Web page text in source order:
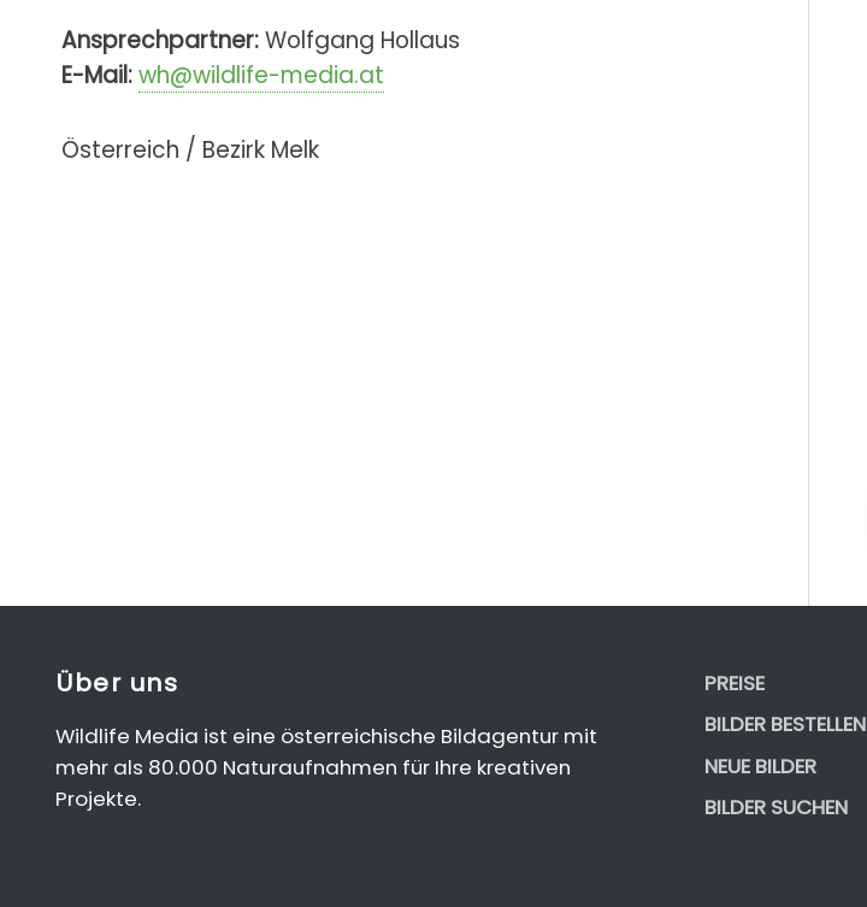
Ansprechpartner:Wolfgang Hollaus
E-Mail:wh@wildlife-media.at
Österreich / Bezirk Melk
Über uns
Wildlife Media ist eine österreichische Bildagentur mit
mehr als 80.000 Naturaufnahmen für Ihre kreativen
Projekte.
PREISE
BILDER BESTELLEN
NEUE BILDER
BILDER SUCHEN